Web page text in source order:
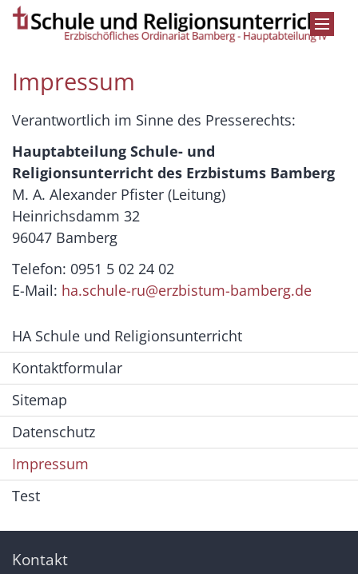
Zum Inhalt springen
Impressum
Verantwortlich im Sinne des Presserechts:
Hauptabteilung Schule- und
Religionsunterricht des Erzbistums Bamberg
M. A. Alexander Pfister (Leitung)
Heinrichsdamm 32
96047 Bamberg
Telefon: 0951 5 02 24 02
E-Mail: ha.schule-ru@erzbistum-bamberg.de
HA Schule und Religionsunterricht
Kontaktformular
Sitemap
Datenschutz
Impressum
Test
Kontakt